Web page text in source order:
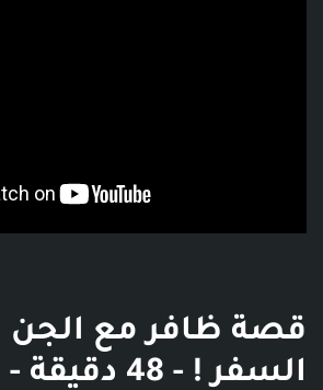
قصة ظافر مع
السفر ! - 48